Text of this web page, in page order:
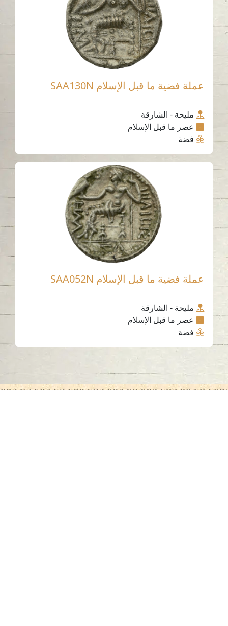
عملة فضية ما قبل الإسلام SAA130N
مليحة - الشارقة
عصر ما قبل الإسلام
فضة
عملة فضية ما قبل الإسلام SAA052N
مليحة - الشارقة
عصر ما قبل الإسلام
فضة